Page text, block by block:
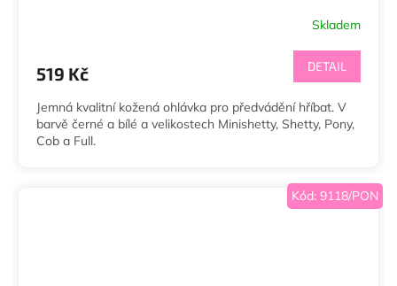
Skladem
519 Kč DETAIL
Jemná kvalitní kožená ohlávka pro předvádění hříbat. V
barvě černé a bílé a velikostech Minishetty, Shetty, Pony,
Cob a Full.
Kód: 9118/PON